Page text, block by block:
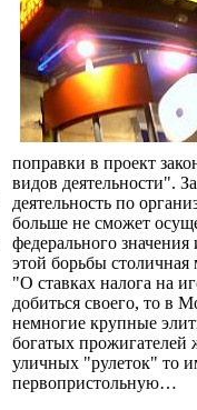
поправки в проект
видов деятельности".
деятельность по
больше не сможет
федерального
этой борьбы столичная
"О ставках налога на
добиться своего, то в
немногие крупные
богатых прожигателей
уличных "рулеток" то
первопристольную…